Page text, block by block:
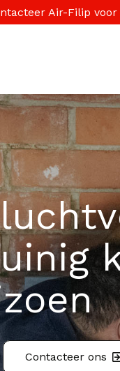
Air-Filip
Contacteer ons